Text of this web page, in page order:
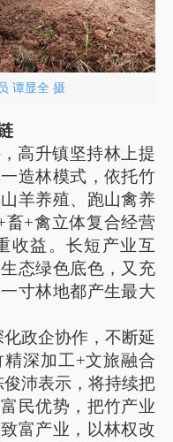
谭显全 摄
高升镇坚持林上提
造林模式，依托竹
羊养殖、跑山禽养
+禽立体复合经营
收益。长短产业互
态绿色底色，又充
寸林地都产生最大
政企协作，不断延
深加工+文旅融合
沛表示，将持续把
民优势，把竹产业
富产业，以林权改